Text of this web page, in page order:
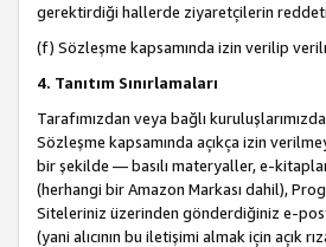
gerektirdiği hallerde ziyaretçilerin
(f) Sözleşme kapsamında izin verilip
4. Tanıtım Sınırlamaları
Tarafımızdan veya bağlı
Sözleşme kapsamında açıkça izin
bir şekilde — basılı materyaller, e-
(herhangi bir Amazon Markası dahil),
Siteleriniz üzerinden gönderdiğiniz e-
(yani alıcının bu iletişimi almak için açık